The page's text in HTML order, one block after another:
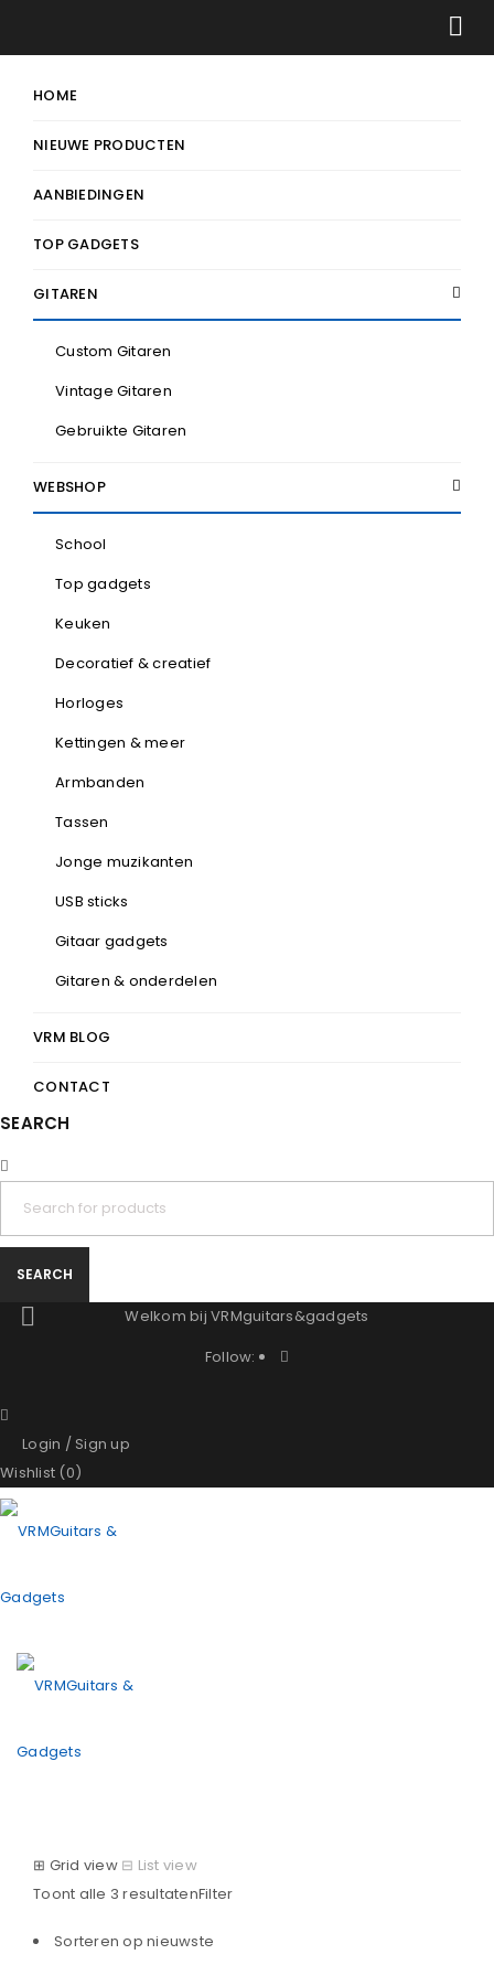
HOME
NIEUWE PRODUCTEN
AANBIEDINGEN
TOP GADGETS
GITAREN
Custom Gitaren
Vintage Gitaren
Gebruikte Gitaren
WEBSHOP
School
Top gadgets
Keuken
Decoratief & creatief
Horloges
Kettingen & meer
Armbanden
Tassen
Jonge muzikanten
USB sticks
Gitaar gadgets
Gitaren & onderdelen
VRM BLOG
CONTACT
SEARCH
Welkom bij VRMguitars&gadgets
Follow:
Login / Sign up
Wishlist (0)
⊞ Grid view ⊟ List view
Toont alle 3 resultatenFilter
Sorteren op nieuwste